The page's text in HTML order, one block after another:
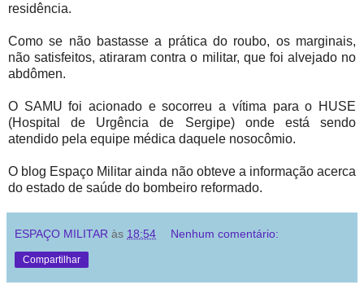
residência.
Como se não bastasse a prática do roubo, os marginais,
não satisfeitos, atiraram contra o militar, que foi alvejado no
abdômen.
O SAMU foi acionado e socorreu a vítima para o HUSE
(Hospital de Urgência de Sergipe) onde está sendo
atendido pela equipe médica daquele nosocômio.
O blog Espaço Militar ainda não obteve a informação acerca
do estado de saúde do bombeiro reformado.
ESPAÇO MILITAR às 18:54 Nenhum comentário:
Compartilhar